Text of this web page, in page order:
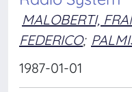
MALOBERTI,
FEDERICO;
1987-01-01